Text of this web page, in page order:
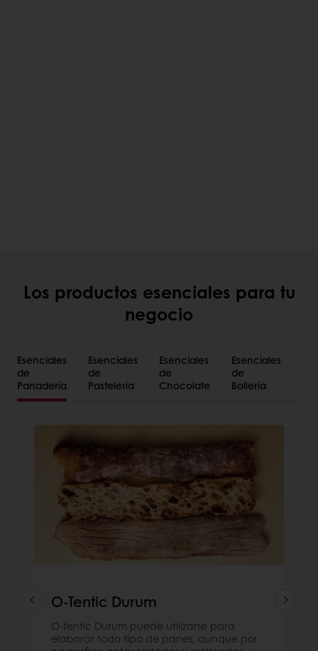
Los productos esenciales para tu
negocio
Esenciales
de
Panadería
Esenciales
de
Pastelería
Esenciales
de
Chocolate
Esenciales
de
Bollería
O-Tentic Durum
O-tentic Durum puede utilizarse para
elaborar todo tipo de panes, aunque por